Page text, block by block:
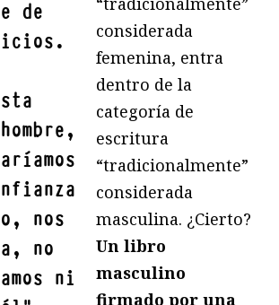
de
nos
no
ni
considerada
femenina, entra
dentro de la
categoría de
escritura
“tradicionalmente”
considerada
masculina. ¿Cierto?
Un libro
masculino
firmado por una